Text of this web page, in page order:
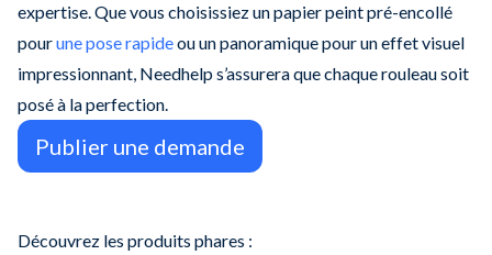
expertise. Que vous choisissiez un papier peint pré-encollé
pourune pose rapideou un panoramique pour un effet visuel
impressionnant, Needhelp s’assurera que chaque rouleau soit
posé à la perfection.
Publier une demande
Découvrez les produits phares :